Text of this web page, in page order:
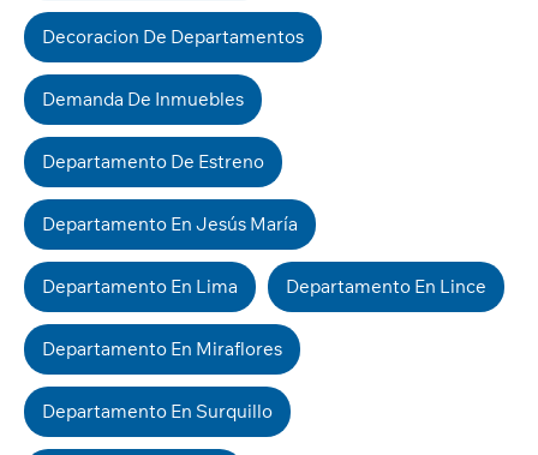
Decoracion De Departamentos
Demanda De Inmuebles
Departamento De Estreno
Departamento En Jesús María
Departamento En Lima Departamento En Lince
Departamento En Miraflores
Departamento En Surquillo